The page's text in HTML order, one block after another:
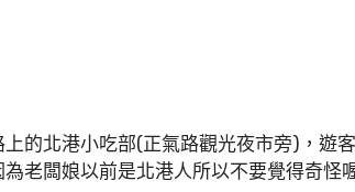
的北港小吃部(正氣路觀光夜市旁)，遊
老闆娘以前是北港人所以不要覺得奇怪